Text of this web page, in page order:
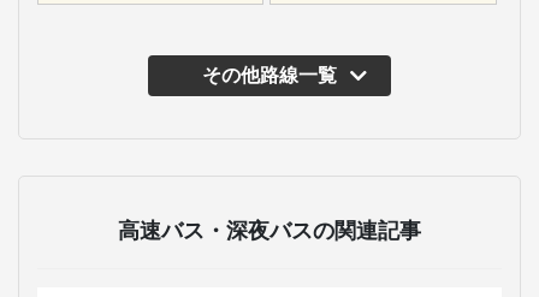
その他路線一覧
高速バス・深夜バスの関連記事